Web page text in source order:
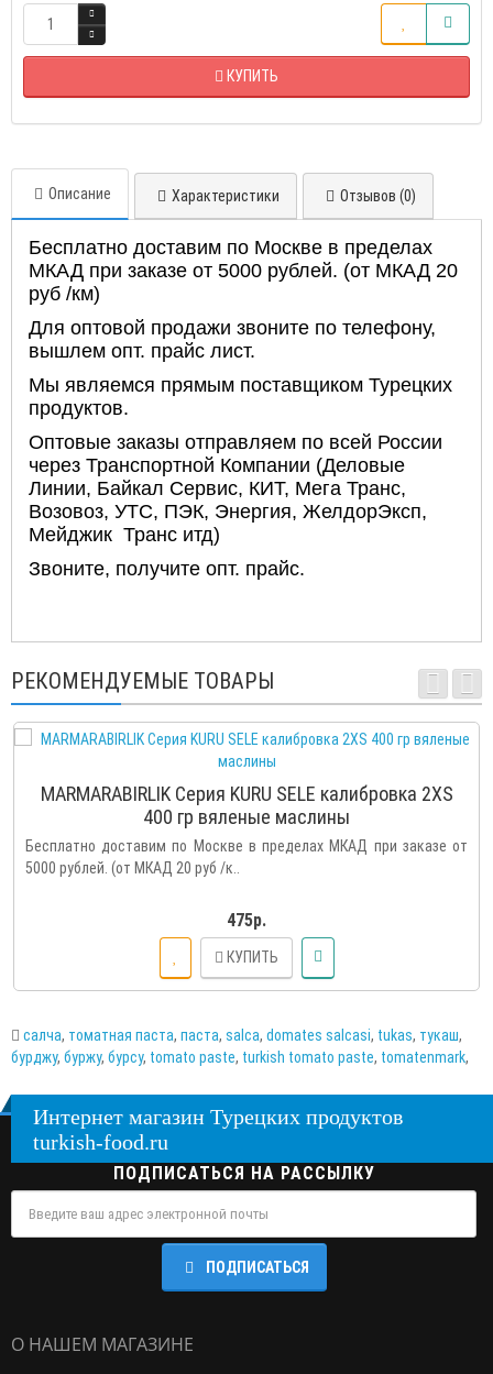
КУПИТЬ
Описание Характеристики Отзывов (0)
Бесплатно доставим по Москве в пределах
МКАД при заказе от 5000 рублей. (от МКАД 20
руб /км)
Для оптовой продажи звоните по телефону,
вышлем опт. прайс лист.
Мы являемся прямым поставщиком Турецких
продуктов.
Оптовые заказы отправляем по всей России
через Транспортной Компании (Деловые
Линии, Байкал Сервис, КИТ, Мега Транс,
Возовоз, УТС, ПЭК, Энергия, ЖелдорЭксп,
Мейджик Транс итд)
Звоните, получите опт. прайс.
РЕКОМЕНДУЕМЫЕ ТОВАРЫ
MARMARABIRLIK Серия KURU SELE калибровка 2XS
400 гр вяленые маслины
Бесплатно доставим по Москве в пределах МКАД при заказе от
5000 рублей. (от МКАД 20 руб /к..
475р.
КУПИТЬ
салча, томатная паста, паста, salca, domates salcasi, tukas, тукаш,
бурджу, буржу, бурсу, tomato paste, turkish tomato paste, tomatenmark,
Интернет магазин Турецких продуктов
turkish-food.ru
ПОДПИСАТЬСЯ НА РАССЫЛКУ
ПОДПИСАТЬСЯ
О НАШЕМ МАГАЗИНЕ